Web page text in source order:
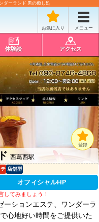
ダーランド 男の癒し処
お気に入り メニュー
体験談 アクセス
西葛西駅
登録
店舗型
オフィシャルHP
してみましょう！
ーションエステ、ワンダーラ
心地好い時間をご提供いた